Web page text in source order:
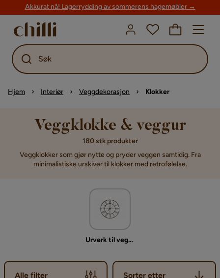
Akkurat nå! Lagerrydding av sommerens hagemøbler →
Søk
Hjem Interiør Veggdekorasjon Klokker
Veggklokke & veggur
180 stk produkter
Veggklokker som gjør nytte og pryder veggen samtidig. Fra
minimalistiske urskiver til klokker med retrofølelse.
Urverk til veggklokke
Alle filter
Sorter etter
Sorter etter